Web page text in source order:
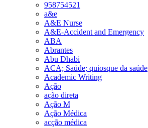
958754521
a&e
A&E Nurse
A&E-Accident and Emergency
ABA
Abrantes
Abu Dhabi
ACA; Saúde; quiosque da saúde
Academic Writing
Ação
ação direta
Ação M
Ação Médica
acção médica